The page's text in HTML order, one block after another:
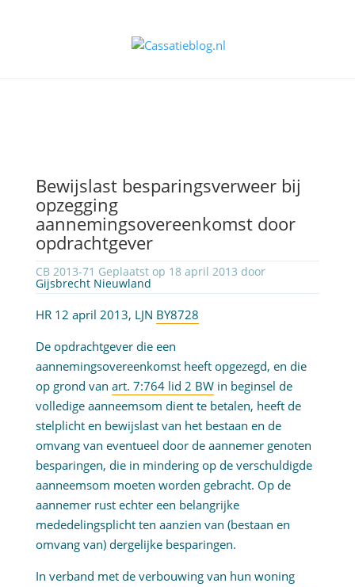
Bewijslast besparingsverweer bij
opzegging
aannemingsovereenkomst door
opdrachtgever
CB 2013-71 Geplaatst op 18 april 2013 door
Gijsbrecht Nieuwland
HR 12 april 2013, LJN BY8728
De opdrachtgever die een
aannemingsovereenkomst heeft opgezegd, en die
op grond van art. 7:764 lid 2 BWin beginsel de
volledige aanneemsom dient te betalen, heeft de
stelplicht en bewijslast van het bestaan en de
omvang van eventueel door de aannemer genoten
besparingen, die in mindering op de verschuldigde
aanneemsom moeten worden gebracht. Op de
aannemer rust echter een belangrijke
mededelingsplicht ten aanzien van (bestaan en
omvang van) dergelijke besparingen.
In verband met de verbouwing van hun woning